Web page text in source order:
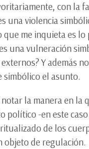
con la
una violencia
me inquieta es
una vulneración
Y además
el asunto.
la manera en
-en este
de los
objeto de regulación.